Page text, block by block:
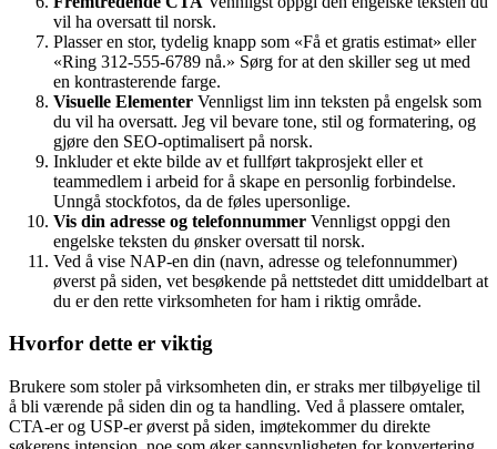
vil ha oversatt til norsk.
Plasser en stor, tydelig knapp som «Få et gratis estimat» eller
«Ring 312-555-6789 nå.» Sørg for at den skiller seg ut med
en kontrasterende farge.
Visuelle Elementer Vennligst lim inn teksten på engelsk som
du vil ha oversatt. Jeg vil bevare tone, stil og formatering, og
gjøre den SEO-optimalisert på norsk.
Inkluder et ekte bilde av et fullført takprosjekt eller et
teammedlem i arbeid for å skape en personlig forbindelse.
Unngå stockfotos, da de føles upersonlige.
Vis din adresse og telefonnummer Vennligst oppgi den
engelske teksten du ønsker oversatt til norsk.
Ved å vise NAP-en din (navn, adresse og telefonnummer)
øverst på siden, vet besøkende på nettstedet ditt umiddelbart at
du er den rette virksomheten for ham i riktig område.
Hvorfor dette er viktig
Brukere som stoler på virksomheten din, er straks mer tilbøyelige til
å bli værende på siden din og ta handling. Ved å plassere omtaler,
CTA-er og USP-er øverst på siden, imøtekommer du direkte